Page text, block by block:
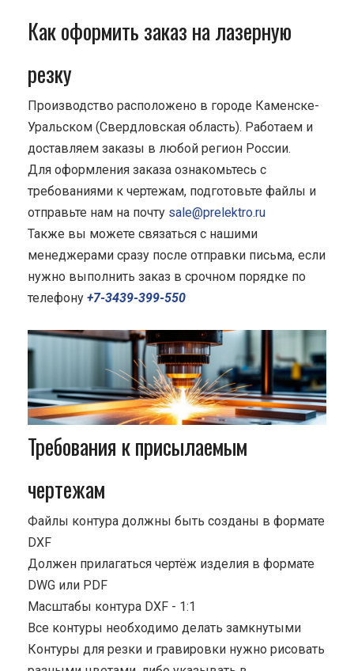
Как оформить заказ на лазерную
резку
Производство расположено в городе Каменске-
Уральском (Свердловская область). Работаем и
доставляем заказы в любой регион России.
Для оформления заказа ознакомьтесь с
требованиями к чертежам, подготовьте файлы и
отправьте нам на почту sale@prelektro.ru
Также вы можете связаться с нашими
менеджерами сразу после отправки письма, если
нужно выполнить заказ в срочном порядке по
телефону +7-3439-399-550
Требования к присылаемым
чертежам
Файлы контура должны быть созданы в формате
DXF
Должен прилагаться чертёж изделия в формате
DWG или PDF
Масштабы контура DXF - 1:1
Все контуры необходимо делать замкнутыми
Контуры для резки и гравировки нужно рисовать